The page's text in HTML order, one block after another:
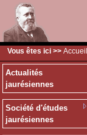
Vous êtes ici >> Accueil
Actualités
jaurésiennes
Société d'études
jaurésiennes